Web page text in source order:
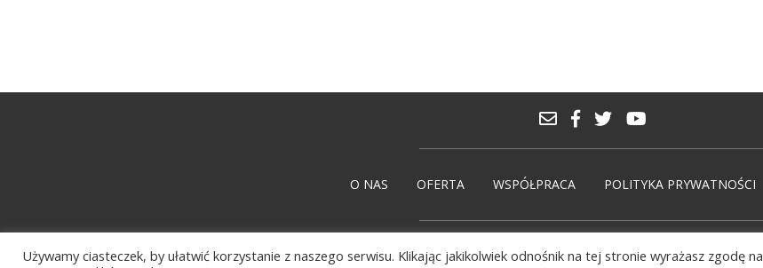
O NAS OFERTA WSPÓŁPRACA POLITYKA PRYWATNOŚCI
© PolskieMarki 2026. Wdrożenie:solmedia.pl
Używamy ciasteczek, by ułatwić korzystanie z naszego serwisu. Klikając jakikolwiek odnośnik na tej stronie wyrażasz zgodę na